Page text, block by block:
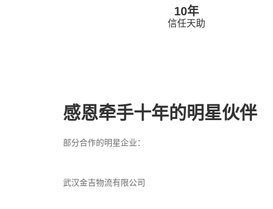
10年
信任天助
感恩牵手十年的明星伙伴
部分合作的明星企业：
武汉金吉物流有限公司